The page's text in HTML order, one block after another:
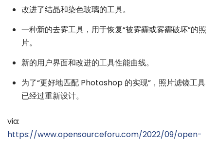
改进了结晶和染色玻璃的工具。
一种新的去雾工具，用于恢复“被雾霾或雾霾破坏”的照
片。
新的用户界面和改进的工具性能曲线。
为了“更好地匹配 Photoshop 的实现”，照片滤镜工具
已经过重新设计。
via:
https://www.opensourceforu.com/2022/09/open-